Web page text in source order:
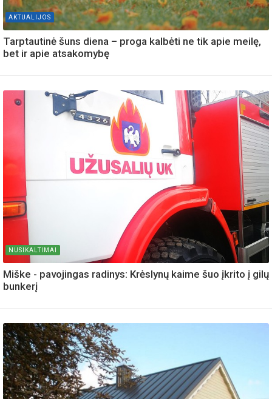
AKTUALIJOS
Tarptautinė šuns diena – proga kalbėti ne tik apie meilę,
bet ir apie atsakomybę
NUSIKALTIMAI
Miške - pavojingas radinys: Krėslynų kaime šuo įkrito į gilų
bunkerį